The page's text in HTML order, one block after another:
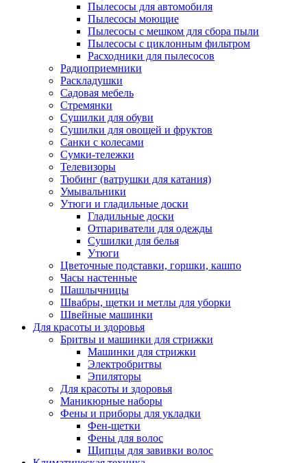
Пылесосы для автомобиля
Пылесосы моющие
Пылесосы с мешком для сбора пыли
Пылесосы с циклонным фильтром
Расходники для пылесосов
Радиоприемники
Раскладушки
Садовая мебель
Стремянки
Сушилки для обуви
Сушилки для овощей и фруктов
Санки с колесами
Сумки-тележки
Телевизоры
Тюбинг (ватрушки для катания)
Умывальники
Утюги и гладильные доски
Гладильные доски
Отпариватели для одежды
Сушилки для белья
Утюги
Цветочные подставки, горшки, кашпо
Часы настенные
Шашлычницы
Швабры, щетки и метлы для уборки
Швейные машинки
Для красоты и здоровья
Бритвы и машинки для стрижки
Машинки для стрижки
Электробритвы
Эпиляторы
Для красоты и здоровья
Маникюрные наборы
Фены и приборы для укладки
Фен-щетки
Фены для волос
Щипцы для завивки волос